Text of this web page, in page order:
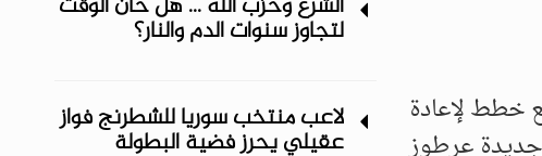
حماة، مع خطط لإعادة
جديدة عرطوز
لتجاوز سنوات الدم والنار؟
لاعب منتخب سوريا للشطرنج فواز
عقيلي يحرز فضية البطولة